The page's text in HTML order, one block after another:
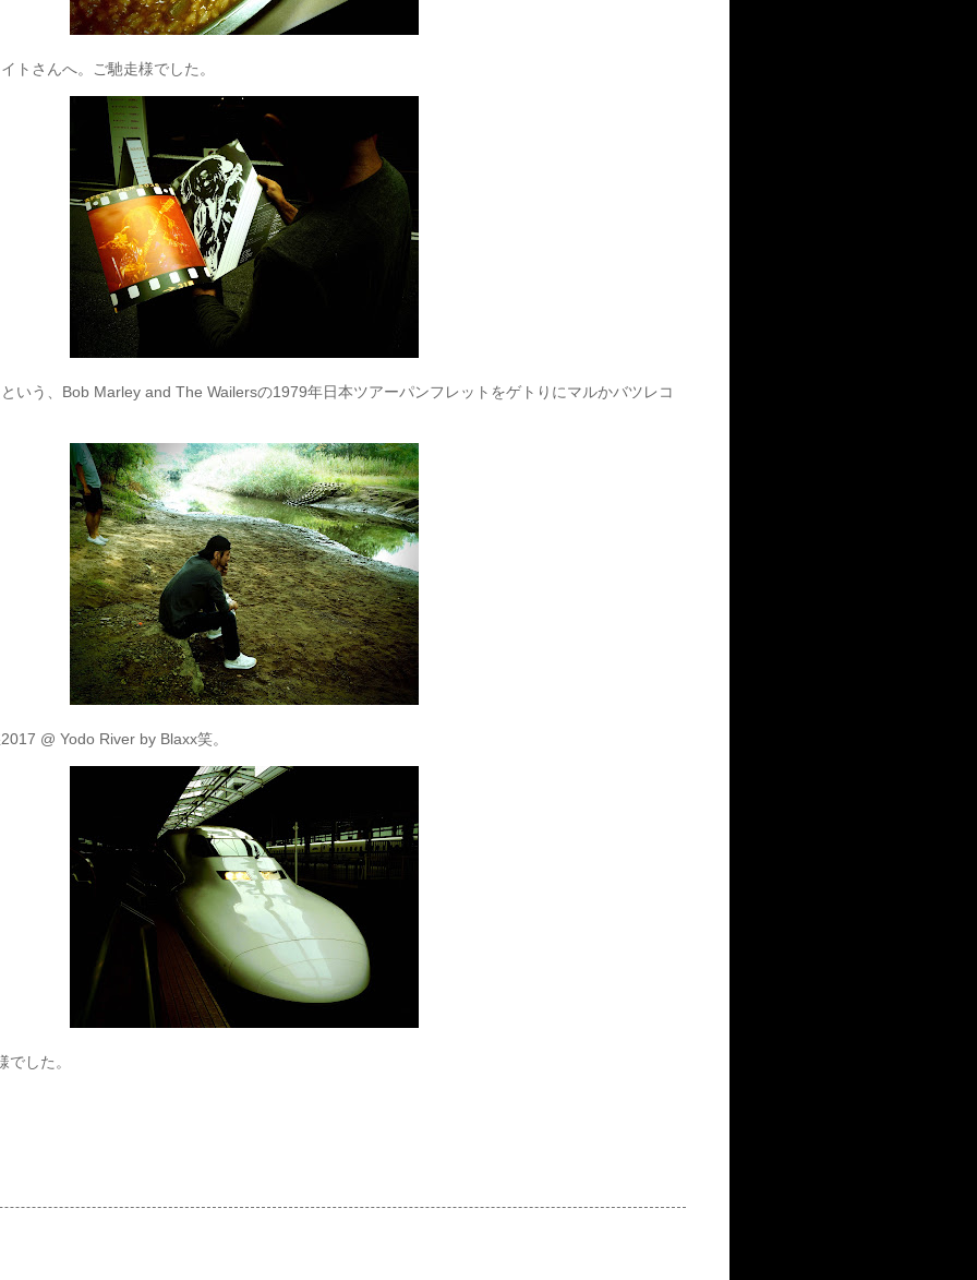
トさんへ。ご馳走様でした。
いう、Bob Marley and The Wailersの1979年日本ツアーパンフレットをゲトりにマルかバツレコ
@ Yodo River by Blaxx笑。
した。